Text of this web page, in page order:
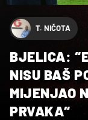
T. NIČOTA
BJELICA:
NISU BAŠ
MIJENJAO
PRVAKA“